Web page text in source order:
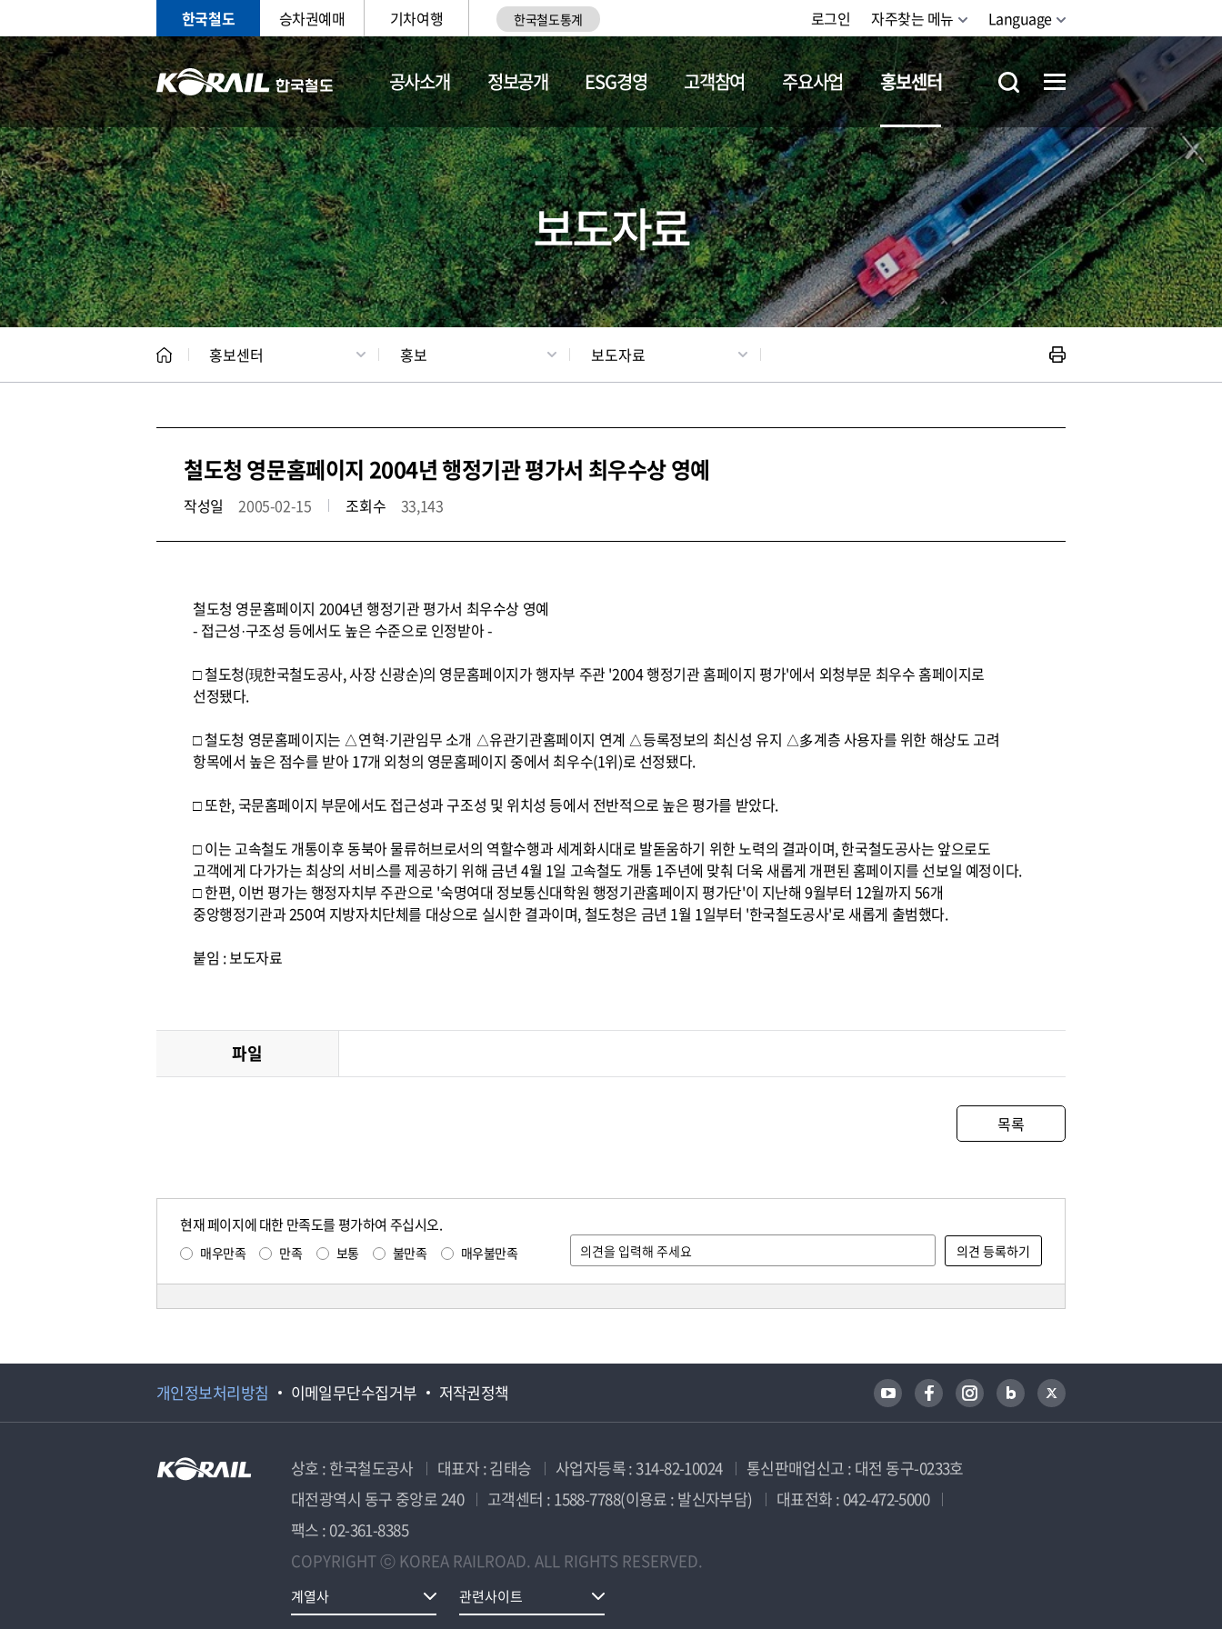
한국철도 승차권예매 기차여행 한국철도통계 로그인 자주찾는 메뉴 Language
공사소개 정보공개 ESG경영 고객참여 주요사업 홍보센터
홍보 문화사업 갤러리 기차소개 철도체험
보도자료
홍보센터 홍보 보도자료
철도청 영문홈페이지 2004년 행정기관 평가서 최우수상 영예
작성일 2005-02-15 조회수 33,143
철도청 영문홈페이지 2004년 행정기관 평가서 최우수상 영예
- 접근성·구조성 등에서도 높은 수준으로 인정받아 -
□ 철도청(現한국철도공사, 사장 신광순)의 영문홈페이지가 행자부 주관 '2004 행정기관 홈페이지 평가'에서 외청부문 최우수 홈페이지로
선정됐다.
□ 철도청 영문홈페이지는 △연혁·기관임무 소개 △유관기관홈페이지 연계 △등록정보의 최신성 유지 △多계층 사용자를 위한 해상도 고려
항목에서 높은 점수를 받아 17개 외청의 영문홈페이지 중에서 최우수(1위)로 선정됐다.
□ 또한, 국문홈페이지 부문에서도 접근성과 구조성 및 위치성 등에서 전반적으로 높은 평가를 받았다.
□ 이는 고속철도 개통이후 동북아 물류허브로서의 역할수행과 세계화시대로 발돋움하기 위한 노력의 결과이며, 한국철도공사는 앞으로도
고객에게 다가가는 최상의 서비스를 제공하기 위해 금년 4월 1일 고속철도 개통 1주년에 맞춰 더욱 새롭게 개편된 홈페이지를 선보일 예정이다.
□ 한편, 이번 평가는 행정자치부 주관으로 '숙명여대 정보통신대학원 행정기관홈페이지 평가단'이 지난해 9월부터 12월까지 56개
중앙행정기관과 250여 지방자치단체를 대상으로 실시한 결과이며, 철도청은 금년 1월 1일부터 '한국철도공사'로 새롭게 출범했다.
붙임 : 보도자료
파일
목록
현재 페이지에 대한 만족도를 평가하여 주십시오.
매우만족 만족 보통 불만족 매우불만족
개인정보처리방침 이메일무단수집거부 저작권정책
상호 : 한국철도공사 대표자 : 김태승 사업자등록 : 314-82-10024
통신판매업신고 : 대전 동구-0233호
대전광역시 동구 중앙로 240
고객센터 : 1588-7788(이용료 : 발신자부담)
대표전화 : 042-472-5000
팩스 : 02-361-8385
COPYRIGHT ⓒ KOREA RAILROAD. ALL RIGHTS RESERVED.
계열사 관련사이트